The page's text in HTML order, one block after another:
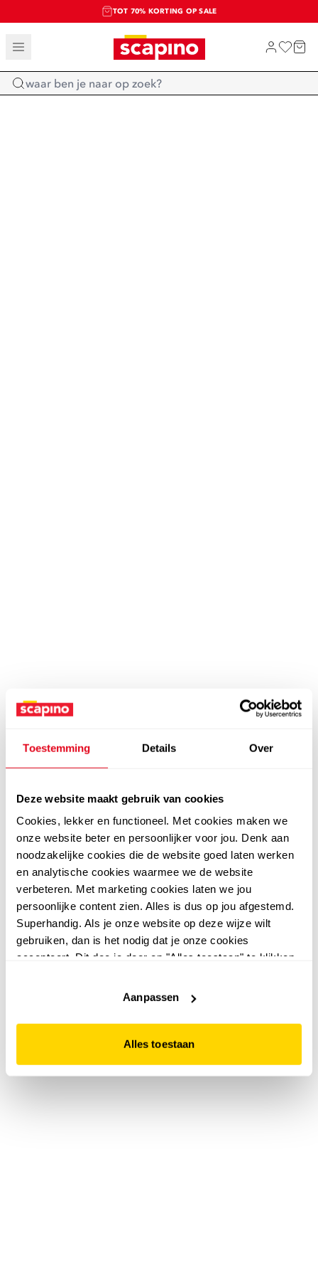
Toestemming Details Over
Deze website maakt gebruik van cookies
Cookies, lekker en functioneel. Met cookies maken we
onze website beter en persoonlijker voor jou. Denk aan
noodzakelijke cookies die de website goed laten werken
en analytische cookies waarmee we de website
verbeteren. Met marketing cookies laten we jou
persoonlijke content zien. Alles is dus op jou afgestemd.
Superhandig. Als je onze website op deze wijze wilt
gebruiken, dan is het nodig dat je onze cookies
accepteert. Dit doe je door op "Alles toestaan" te klikken.
website niet optimaal functioneert.
Aanpassen
Alles toestaan
TOT 70% KORTING OP SALE
SALE: LAATSTE KANS!
SHOP NIEUW
Home